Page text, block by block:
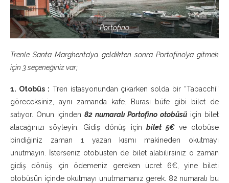
Portofino
Trenle Santa Margherita’ya geldikten sonra Portofino’ya gitmek
için 3 seçeneğiniz var;
1. Otobüs : Tren istasyonundan çıkarken solda bir “Tabacchi”
göreceksiniz, aynı zamanda kafe. Burası büfe gibi bilet de
satıyor. Onun içinden 82 numaralı Portofino otobüsü için bilet
alacağınızı söyleyin. Gidiş dönüş için bilet 5€ ve otobüse
bindiğiniz zaman 1 yazan kısmı makineden okutmayı
unutmayın. İsterseniz otobüsten de bilet alabilirsiniz o zaman
gidiş dönüş için ödemeniz gereken ücret 6€, yine bileti
otobüsün içinde okutmayı unutmamanız gerek. 82 numaralı bu